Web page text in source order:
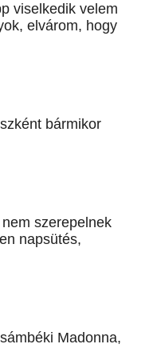
viselkedik velem
elvárom, hogy
bármikor
szerepelnek
napsütés,
Madonna,